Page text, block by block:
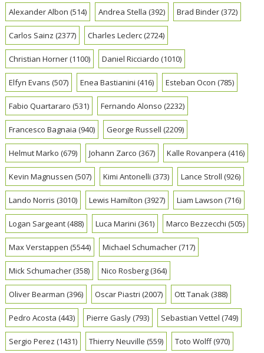
Alexander Albon (514) Andrea Stella (392) Brad Binder(372)
Carlos Sainz (2377) Charles Leclerc(2724)
Christian Horner(1100) Daniel Ricciardo (1010)
Elfyn Evans (507) Enea Bastianini (416) Esteban Ocon (785)
Fabio Quartararo (531) Fernando Alonso (2232)
Francesco Bagnaia (940) George Russell (2209)
Helmut Marko (679) Johann Zarco (367) Kalle Rovanpera (416)
Kevin Magnussen (507) Kimi Antonelli (373) Lance Stroll (926)
Lando Norris (3010) Lewis Hamilton (3927) Liam Lawson (716)
Logan Sargeant(488) Luca Marini (361) Marco Bezzecchi (505)
Max Verstappen (5544) Michael Schumacher(717)
Mick Schumacher(358) Nico Rosberg(364)
Oliver Bearman (396) Oscar Piastri (2007) Ott Tanak(388)
Pedro Acosta (443) Pierre Gasly(793) Sebastian Vettel (749)
Sergio Perez (1431) Thierry Neuville (559) Toto Wolff(970)